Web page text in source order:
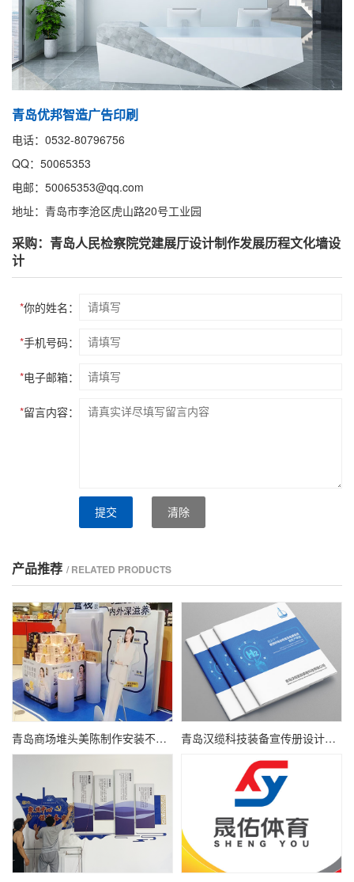
青岛优邦智造广告印刷
电话：0532-80796756
QQ：50065353
电邮：50065353@qq.com
地址：青岛市李沧区虎山路20号工业园
采购：青岛人民检察院党建展厅设计制作发展历程文化墙设
计
*你的姓名：
*手机号码：
*电子邮箱：
*留言内容：
提交 清除
产品推荐 / RELATED PRODUCTS
青岛商场堆头美陈制作安装不起泡KT板制作广告物料制作 青岛汉缆科技装备宣传册设计氢能新能源产品画册设计